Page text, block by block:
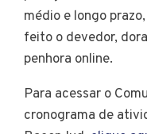
médio e longo
feito o devedor,
penhora online.
Para acessar o
cronograma de